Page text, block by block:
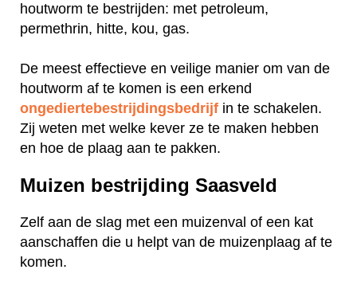
houtworm te bestrijden: met petroleum,
permethrin, hitte, kou, gas.
De meest effectieve en veilige manier om van de
houtworm af te komen is een erkend
ongediertebestrijdingsbedrijf in te schakelen.
Zij weten met welke kever ze te maken hebben
en hoe de plaag aan te pakken.
Muizen bestrijding Saasveld
Zelf aan de slag met een muizenval of een kat
aanschaffen die u helpt van de muizenplaag af te
komen.